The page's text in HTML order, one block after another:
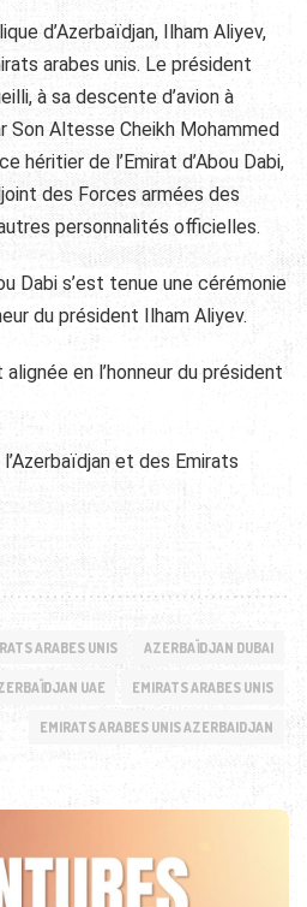
d’Azerbaïdjan, Ilham Aliyev,
arabes unis. Le président
à sa descente d’avion à
Son Altesse Cheikh Mohammed
héritier de l’Emirat d’Abou Dabi,
des Forces armées des
personnalités officielles.
Dabi s’est tenue une cérémonie
du président Ilham Aliyev.
en l’honneur du président
et des Emirats
ARABES UNIS AZERBAÏDJAN DUBAI
UAE EMIRATS ARABES UNIS
EMIRATS ARABES UNIS AZERBAIDJAN